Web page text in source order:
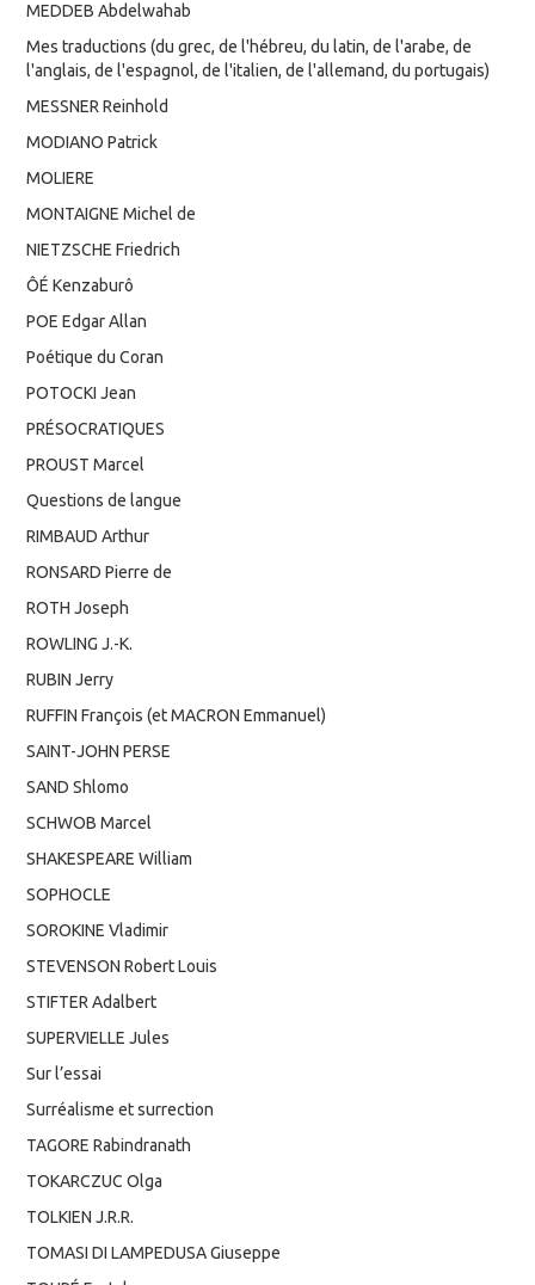
MEDDEB Abdelwahab
Mes traductions (du grec, de l'hébreu, du latin, de l'arabe, de
l'anglais, de l'espagnol, de l'italien, de l'allemand, du portugais)
MESSNER Reinhold
MODIANO Patrick
MOLIERE
MONTAIGNE Michel de
NIETZSCHE Friedrich
ÔÉ Kenzaburô
POE Edgar Allan
Poétique du Coran
POTOCKI Jean
PRÉSOCRATIQUES
PROUST Marcel
Questions de langue
RIMBAUD Arthur
RONSARD Pierre de
ROTH Joseph
ROWLING J.-K.
RUBIN Jerry
RUFFIN François (et MACRON Emmanuel)
SAINT-JOHN PERSE
SAND Shlomo
SCHWOB Marcel
SHAKESPEARE William
SOPHOCLE
SOROKINE Vladimir
STEVENSON Robert Louis
STIFTER Adalbert
SUPERVIELLE Jules
Sur l’essai
Surréalisme et surrection
TAGORE Rabindranath
TOKARCZUC Olga
TOLKIEN J.R.R.
TOMASI DI LAMPEDUSA Giuseppe